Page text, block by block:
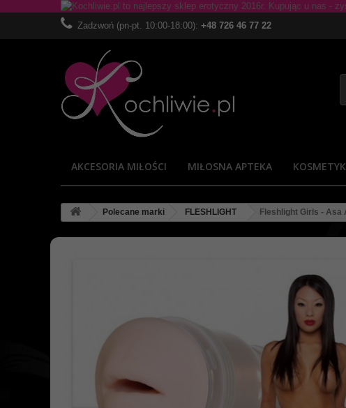
Zadzwoń (pn-pt. 10:00-18:00): +48 726 46 77 22
AKCESORIA MIŁOŚCI MIŁOSNA APTEKA
Polecane marki FLESHLIGHT Fleshlight Girls - Asa